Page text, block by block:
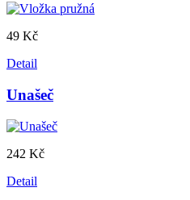
49 Kč
Detail
Unašeč
242 Kč
Detail